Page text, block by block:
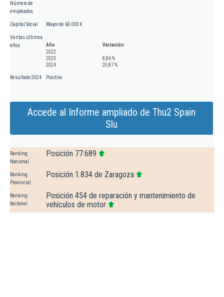
Número de
empleados
Capital Social Mayor de 60.000 €
Ventas últimos
años
Año
Variación
2022
2023
8,86 %
2024
20,87 %
Resultado 2024 Positivo
Accede al Informe ampliado de Thu2 Spain
Slu
Ranking
Nacional
Posición 77.689
Ranking
Provincial
Posición 1.834 de Zaragoza
Ranking
Sectorial
Posición 454 de reparación y mantenimiento de
vehículos de motor